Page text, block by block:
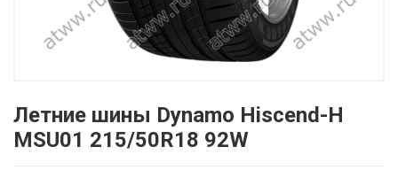
Летние шины Dynamo Hiscend-H
MSU01 215/50R18 92W